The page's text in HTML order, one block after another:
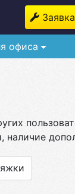
офиса